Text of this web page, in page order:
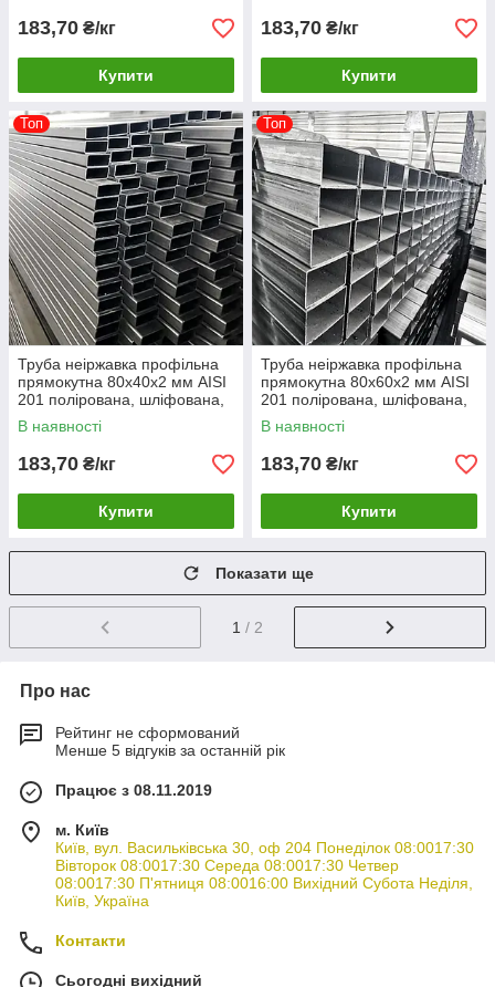
183,70 ₴/кг
Купити
183,70 ₴/кг
Купити
Топ
Труба неіржавка профільна
прямокутна 80х40х2 мм AISI
201 полірована, шліфована,
матова
В наявності
183,70 ₴/кг
Купити
Топ
Труба неіржавка профільна
прямокутна 80х60х2 мм AISI
201 полірована, шліфована,
матова
В наявності
183,70 ₴/кг
Купити
Показати ще
1 / 2
Про нас
Рейтинг не сформований
Менше 5 відгуків за останній рік
Працює з 08.11.2019
м. Київ
Київ, вул. Васильківська 30, оф 204 Понеділок 08:0017:30
Вівторок 08:0017:30 Середа 08:0017:30 Четвер
08:0017:30 П'ятниця 08:0016:00 Вихідний Субота Неділя,
Київ, Україна
Контакти
Сьогодні вихідний